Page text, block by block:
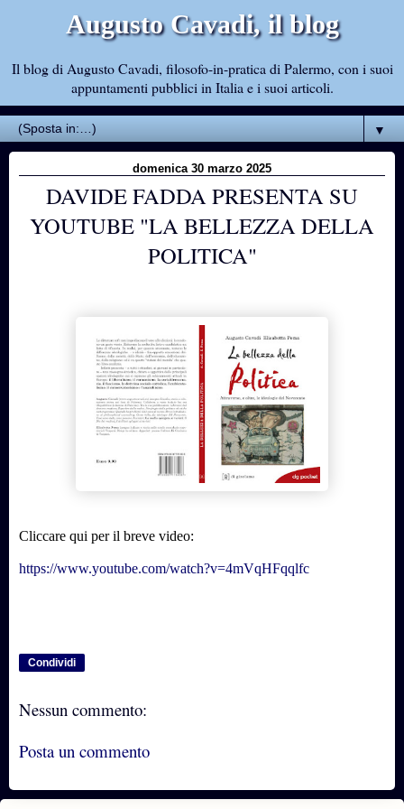
Augusto Cavadi, il blog
Il blog di Augusto Cavadi, filosofo-in-pratica di Palermo, con i suoi
appuntamenti pubblici in Italia e i suoi articoli.
▼
domenica 30 marzo 2025
DAVIDE FADDA PRESENTA SU
YOUTUBE "LA BELLEZZA DELLA
POLITICA"
Cliccare qui per il breve video:
https://www.youtube.com/watch?v=4mVqHFqqlfc
Condividi
Nessun commento:
Posta un commento